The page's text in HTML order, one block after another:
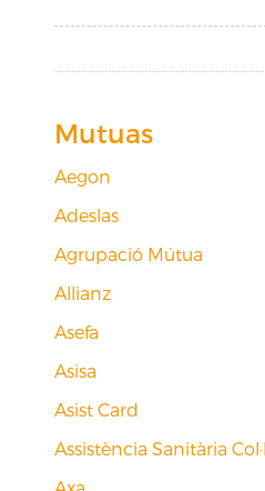
Mutuas
Aegon
Adeslas
Agrupació Mútua
Allianz
Asefa
Asisa
Asist Card
Assistència Sanitària
Axa